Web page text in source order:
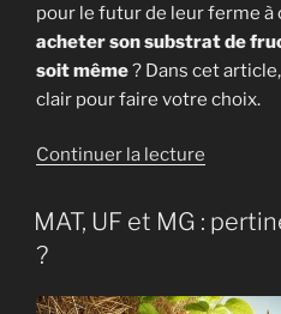
pour le futur de leur ferme
acheter son substrat de
soit même? Dans cet
clair pour faire votre choix.
Continuer la lecture
acheter
substrat
MAT, UF et MG :
?